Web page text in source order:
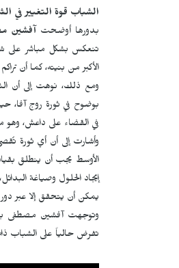
الشباب قوة التغيير في
بدورها أوضحت آفشين
تنعكس بشكل مباشر على
الأكبر من بنيته، كما أن
ومع ذلك، نوهت إلى أن
بوضوح في ثورة روج آفا،
في القضاء على داعش، وهو
وأشارت إلى أن أي ثورة
الأوسط يجب أن ينطلق
إيجاد الحلول وصياغة
يمكن أن يتحقق إلا عبر دور
وتوجهت آفشين مصطفى
تفرض حالياً على الشباب